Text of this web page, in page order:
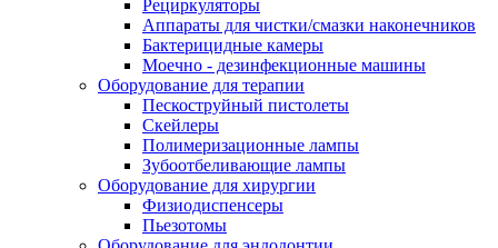
Рециркуляторы
Аппараты для чистки/смазки наконечников
Бактерицидные камеры
Моечно - дезинфекционные машины
Оборудование для терапии
Пескоструйный пистолеты
Скейлеры
Полимеризационные лампы
Зубоотбеливающие лампы
Оборудование для хирургии
Физиодиспенсеры
Пьезотомы